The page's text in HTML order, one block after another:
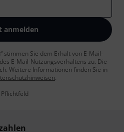
anmelden
stimmen Sie dem Erhalt von E-Mail-
E-Mail-Nutzungsverhaltens zu. Die
Weitere Informationen finden Sie in
.